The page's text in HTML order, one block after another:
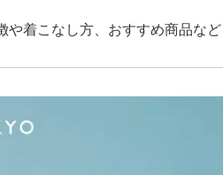
着こなし方、おすすめ商品など